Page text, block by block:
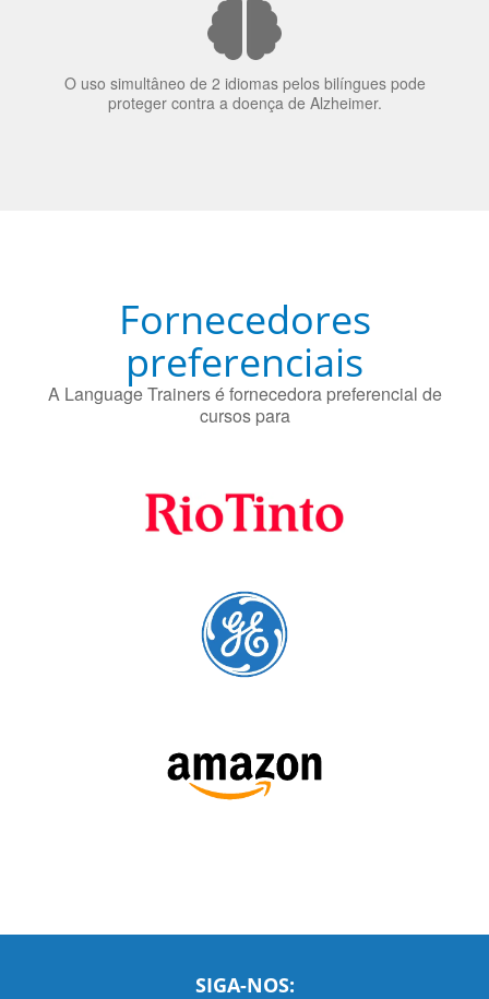
O uso simultâneo de 2 idiomas pelos bilíngues pode
proteger contra a doença de Alzheimer.
Fornecedores
preferenciais
A Language Trainers é fornecedora preferencial de
cursos para
SIGA-NOS: